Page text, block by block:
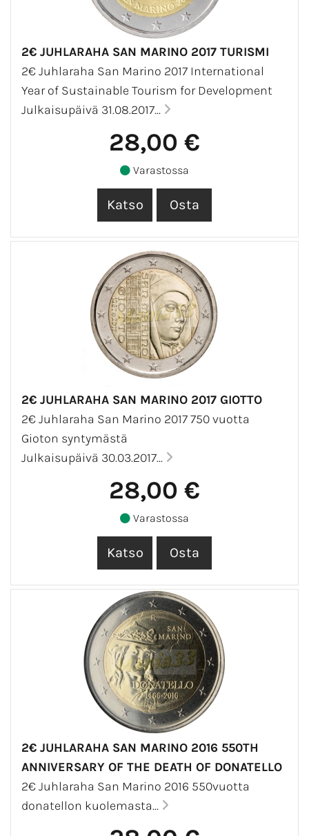
2€ JUHLARAHA SAN MARINO 2017 TURISMI
2€ Juhlaraha San Marino 2017 International
Year of Sustainable Tourism for Development
Julkaisupäivä 31.08.2017...
28,00 €
Varastossa
2€ JUHLARAHA SAN MARINO 2017 GIOTTO
2€ Juhlaraha San Marino 2017 750 vuotta
Gioton syntymästä
Julkaisupäivä 30.03.2017...
28,00 €
Varastossa
2€ JUHLARAHA SAN MARINO 2016 550TH
ANNIVERSARY OF THE DEATH OF DONATELLO
2€ Juhlaraha San Marino 2016 550vuotta
donatellon kuolemasta...